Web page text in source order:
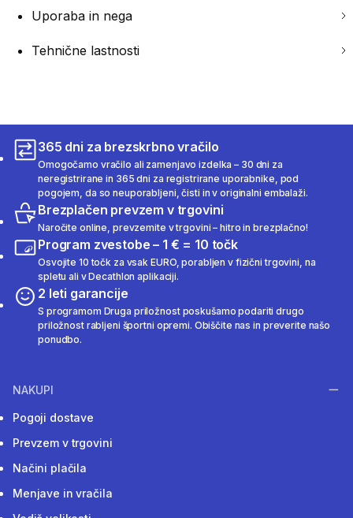
Uporaba in nega
Tehnične lastnosti
365 dni za brezskrbno vračilo
Omogočamo vračilo ali zamenjavo izdelka – 30 dni za
neregistrirane in 365 dni za registrirane uporabnike, pod
pogojem, da so neuporabljeni, čisti in v originalni embalaži.
Brezplačen prevzem v trgovini
Naročite online, prevzemite v trgovini – hitro in brezplačno!
Program zvestobe – 1 € = 10 točk
Osvojite 10 točk za vsak EURO, porabljen v fizični trgovini, na
spletu ali v Decathlon aplikaciji.
2 leti garancije
S programom Druga priložnost poskušamo podariti drugo
priložnost rabljeni športni opremi. Obiščite nas in preverite našo
ponudbo.
NAKUPI
Pogoji dostave
Prevzem v trgovini
Načini plačila
Menjave in vračila